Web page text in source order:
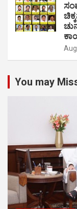
You may